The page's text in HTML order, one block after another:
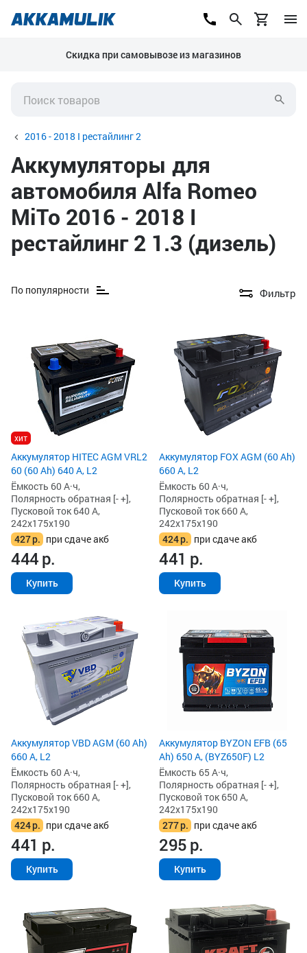
Скидка при самовывозе из магазинов
2016 - 2018 I рестайлинг 2
Аккумуляторы для
автомобиля Alfa Romeo
MiTo 2016 - 2018 I
рестайлинг 2 1.3 (дизель)
По популярности Фильтр
хит
Аккумулятор HITEC AGM VRL2
60 (60 Ah) 640 А, L2
Ёмкость 60 А·ч,
Полярность обратная [- +],
Пусковой ток 640 А,
242x175x190
427р. при сдаче акб
444р.
Купить
Аккумулятор FOX AGM (60 Ah)
660 А, L2
Ёмкость 60 А·ч,
Полярность обратная [- +],
Пусковой ток 660 А,
242x175x190
424р. при сдаче акб
441 р.
Купить
Аккумулятор VBD AGM (60 Ah)
660 А, L2
Ёмкость 60 А·ч,
Полярность обратная [- +],
Пусковой ток 660 А,
242x175x190
424р. при сдаче акб
441 р.
Купить
Аккумулятор BYZON EFB (65
Ah) 650 А, (BYZ650F) L2
Ёмкость 65 А·ч,
Полярность обратная [- +],
Пусковой ток 650 А,
242x175x190
277р. при сдаче акб
295р.
Купить